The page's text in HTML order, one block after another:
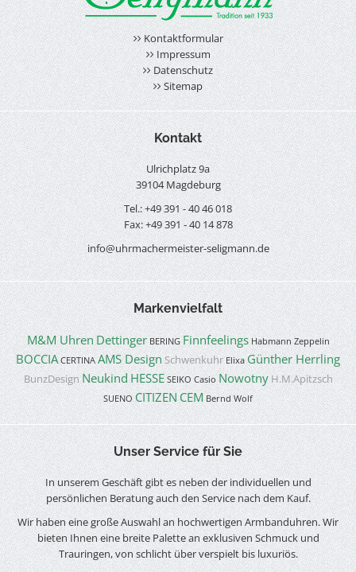
Kontaktformular
Impressum
Datenschutz
Sitemap
Kontakt
Ulrichplatz 9a
39104 Magdeburg
Tel.: +49 391 - 40 46 018
Fax: +49 391 - 40 14 878
info@uhrmachermeister-seligmann.de
Markenvielfalt
M&M UhrenDettinger BERING Finnfeelings Habmann Zeppelin
BOCCIA CERTINA AMS DesignSchwenkuhr Elixa Günther Herrling
BunzDesign NeukindHESSE SEIKO Casio Nowotny H.M.Apitzsch
SUENO CITIZEN CEM Bernd Wolf
Unser Service für Sie
In unserem Geschäft gibt es neben der individuellen und
persönlichen Beratung auch den Service nach dem Kauf.
Wir haben eine große Auswahl an hochwertigen Armbanduhren. Wir
bieten Ihnen eine breite Palette an exklusiven Schmuck und
Trauringen, von schlicht über verspielt bis luxuriös.